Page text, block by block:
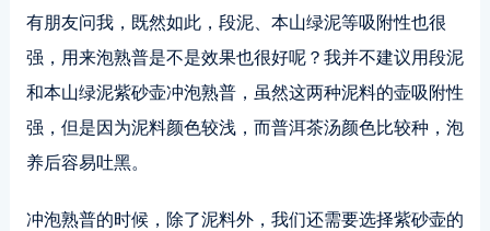
有朋友问我，既然如此，段泥、本山绿泥等吸附性也很
强，用来泡熟普是不是效果也很好呢？我并不建议用段泥
和本山绿泥紫砂壶冲泡熟普，虽然这两种泥料的壶吸附性
强，但是因为泥料颜色较浅，而普洱茶汤颜色比较种，泡
养后容易吐黑。
冲泡熟普的时候，除了泥料外，我们还需要选择紫砂壶的